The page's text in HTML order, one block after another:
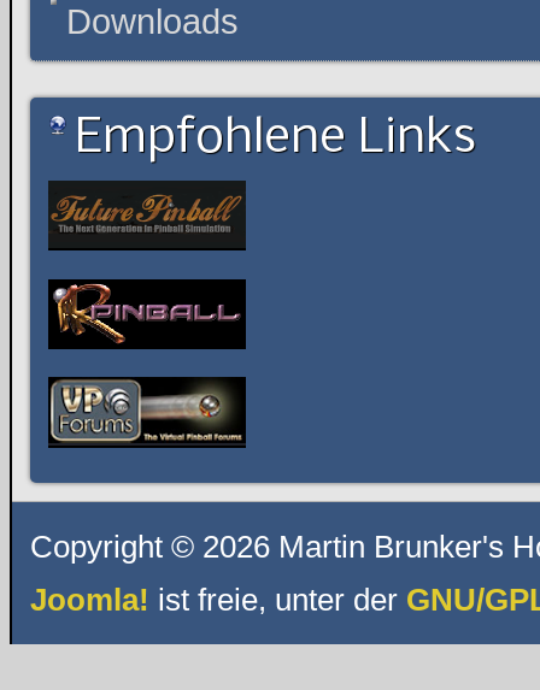
Downloads
Empfohlene Links
Copyright © 2026 Martin Brunker's
Joomla! ist freie, unter der GNU/